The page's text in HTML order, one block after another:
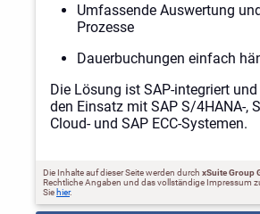
Umfassende Auswertung
Prozesse
Dauerbuchungen einfach
Die Lösung ist SAP-integriert
den Einsatz mit SAP S/4HANA-,
Cloud- und SAP ECC-Systemen.
Die Inhalte auf dieser Seite werden durch xSuite Group
Rechtliche Angaben und das vollständige Impressum
Sie hier.